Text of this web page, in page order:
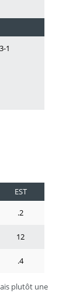
1
EST
.2
12
.4
plutôt une